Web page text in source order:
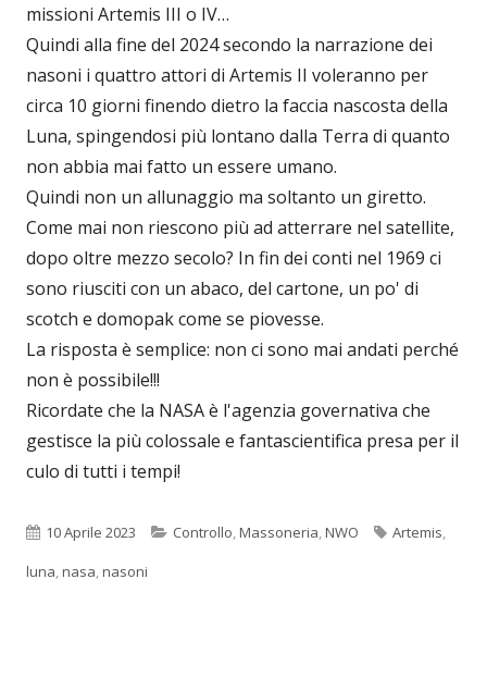
missioni Artemis III o IV…
Quindi alla fine del 2024 secondo la narrazione dei
nasoni i quattro attori di Artemis II voleranno per
circa 10 giorni finendo dietro la faccia nascosta della
Luna, spingendosi più lontano dalla Terra di quanto
non abbia mai fatto un essere umano.
Quindi non un allunaggio ma soltanto un giretto.
Come mai non riescono più ad atterrare nel satellite,
dopo oltre mezzo secolo? In fin dei conti nel 1969 ci
sono riusciti con un abaco, del cartone, un po' di
scotch e domopak come se piovesse.
La risposta è semplice: non ci sono mai andati perché
non è possibile!!!
Ricordate che la NASA è l'agenzia governativa che
gestisce la più colossale e fantascientifica presa per il
culo di tutti i tempi!
Pubblicato
10 Aprile 2023 Categorie
Controllo Massoneria NWO Tag
Artemis
luna nasa nasoni